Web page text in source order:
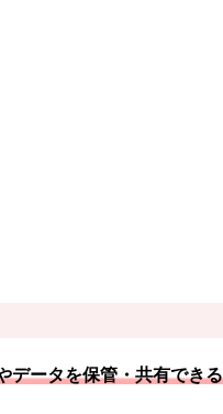
データを保管・共有でき